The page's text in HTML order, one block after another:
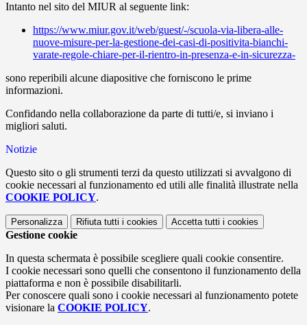
Intanto nel sito del MIUR al seguente link:
https://www.miur.gov.it/web/guest/-/scuola-via-libera-alle-
nuove-misure-per-la-gestione-dei-casi-di-positivita-bianchi-
varate-regole-chiare-per-il-rientro-in-presenza-e-in-sicurezza-
sono reperibili alcune diapositive che forniscono le prime
informazioni.
Confidando nella collaborazione da parte di tutti/e, si inviano i
migliori saluti.
Notizie
Questo sito o gli strumenti terzi da questo utilizzati si avvalgono di
cookie necessari al funzionamento ed utili alle finalità illustrate nella
COOKIE POLICY.
Personalizza Rifiuta tutti i cookies Accetta tutti i cookies
Gestione cookie
In questa schermata è possibile scegliere quali cookie consentire.
I cookie necessari sono quelli che consentono il funzionamento della
piattaforma e non è possibile disabilitarli.
Per conoscere quali sono i cookie necessari al funzionamento potete
visionare la COOKIE POLICY.